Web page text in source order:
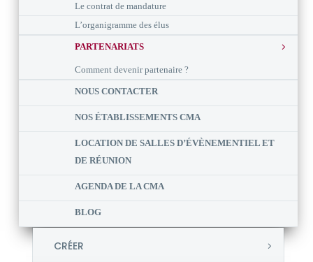
Le contrat de mandature
L’organigramme des élus
PARTENARIATS
Comment devenir partenaire ?
NOUS CONTACTER
NOS ÉTABLISSEMENTS CMA
LOCATION DE SALLES D’ÉVÈNEMENTIEL ET
DE RÉUNION
AGENDA DE LA CMA
BLOG
CRÉER